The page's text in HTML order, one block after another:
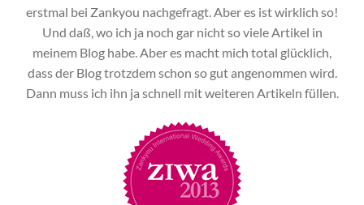
erstmal bei Zankyou nachgefragt. Aber es ist wirklich so!
Und daß, wo ich ja noch gar nicht so viele Artikel in
meinem Blog habe. Aber es macht mich total glücklich,
dass der Blog trotzdem schon so gut angenommen wird.
Dann muss ich ihn ja schnell mit weiteren Artikeln füllen.